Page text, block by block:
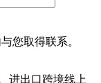
您取得联系。
进出口跨境线上